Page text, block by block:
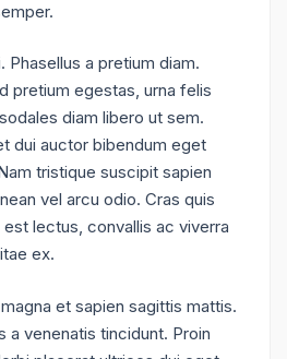
Phasellus a pretium diam.
pretium egestas, urna felis
diam libero ut sem.
dui auctor bibendum eget
tristique suscipit sapien
vel arcu odio. Cras quis
lectus, convallis ac viverra
ex.
et sapien sagittis mattis.
a venenatis tincidunt. Proin